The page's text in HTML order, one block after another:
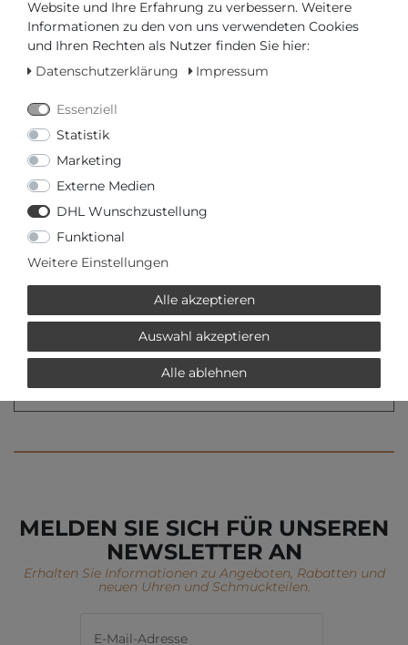
ab 1179,00 € *
Collier 14 kt
1049,00 € *
2279,00 € *
Collier 14 kt
Pure! Diamonds Jewellery
MELDEN SIE SICH FÜR UNSEREN
NEWSLETTER AN
Erhalten Sie Informationen zu Angeboten, Rabatten und
neuen Uhren und Schmuckteilen.
Website und Ihre Erfahrung zu verbessern. Weitere
Informationen zu den von uns verwendeten Cookies
und Ihren Rechten als Nutzer finden Sie hier:
Datenschutzerklärung
Impressum
Essenziell
Statistik
Marketing
Externe Medien
DHL Wunschzustellung
Funktional
Weitere Einstellungen
Alle akzeptieren
Auswahl akzeptieren
Alle ablehnen